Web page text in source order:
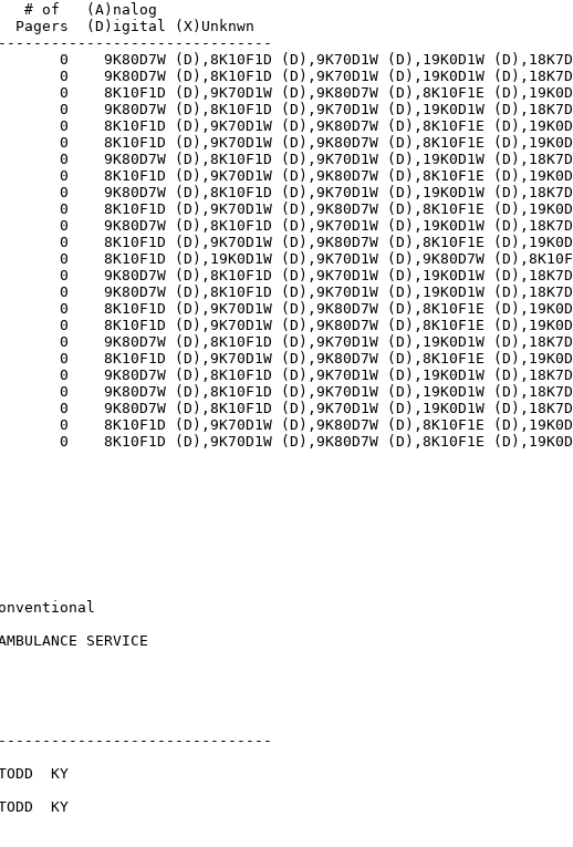
# of   (A)nalog
(D)igital (X)Unknwn
0    9K80D7W (D),8K10F1D (D),9K70D1W (D),19K0D1W
0    9K80D7W (D),8K10F1D (D),9K70D1W (D),19K0D1W
0    8K10F1D (D),9K70D1W (D),9K80D7W (D),8K10F1E
0    9K80D7W (D),8K10F1D (D),9K70D1W (D),19K0D1W
0    8K10F1D (D),9K70D1W (D),9K80D7W (D),8K10F1E
0    8K10F1D (D),9K70D1W (D),9K80D7W (D),8K10F1E
0    9K80D7W (D),8K10F1D (D),9K70D1W (D),19K0D1W
0    8K10F1D (D),9K70D1W (D),9K80D7W (D),8K10F1E
0    9K80D7W (D),8K10F1D (D),9K70D1W (D),19K0D1W
0    8K10F1D (D),9K70D1W (D),9K80D7W (D),8K10F1E
0    9K80D7W (D),8K10F1D (D),9K70D1W (D),19K0D1W
0    8K10F1D (D),9K70D1W (D),9K80D7W (D),8K10F1E
0    8K10F1D (D),19K0D1W (D),9K70D1W (D),9K80D7W
0    9K80D7W (D),8K10F1D (D),9K70D1W (D),19K0D1W
0    9K80D7W (D),8K10F1D (D),9K70D1W (D),19K0D1W
0    8K10F1D (D),9K70D1W (D),9K80D7W (D),8K10F1E
0    8K10F1D (D),9K70D1W (D),9K80D7W (D),8K10F1E
0    9K80D7W (D),8K10F1D (D),9K70D1W (D),19K0D1W
0    8K10F1D (D),9K70D1W (D),9K80D7W (D),8K10F1E
0    9K80D7W (D),8K10F1D (D),9K70D1W (D),19K0D1W
0    9K80D7W (D),8K10F1D (D),9K70D1W (D),19K0D1W
0    9K80D7W (D),8K10F1D (D),9K70D1W (D),19K0D1W
0    8K10F1D (D),9K70D1W (D),9K80D7W (D),8K10F1E
0    8K10F1D (D),9K70D1W (D),9K80D7W (D),8K10F1E
SERVICE
TODD  KY
TODD  KY